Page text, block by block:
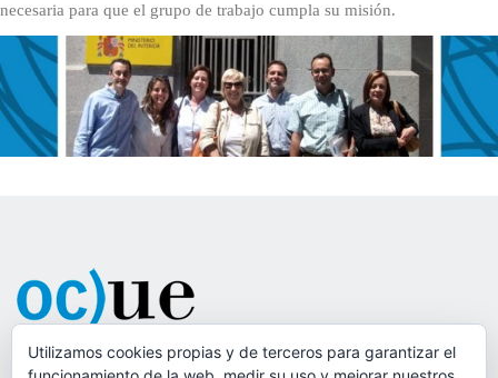
necesaria para que el grupo de trabajo cumpla su misión.
Utilizamos cookies propias y de terceros para garantizar el